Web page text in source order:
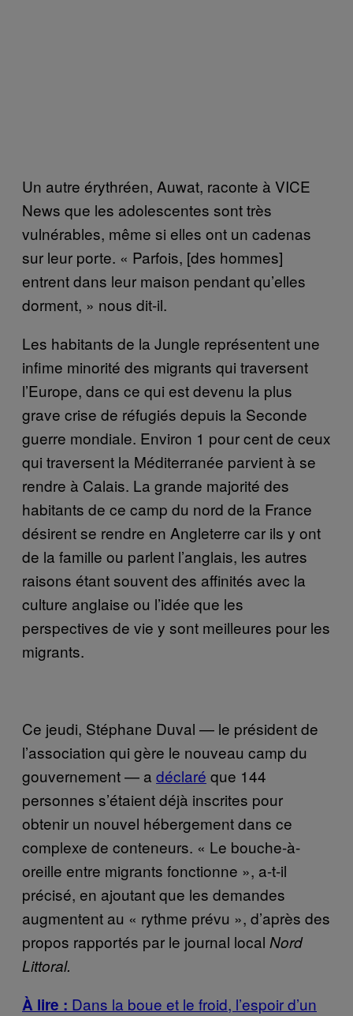
Un autre érythréen, Auwat, raconte à VICE
News que les adolescentes sont très
vulnérables, même si elles ont un cadenas
sur leur porte. « Parfois, [des hommes]
entrent dans leur maison pendant qu’elles
dorment, » nous dit-il.
Les habitants de la Jungle représentent une
infime minorité des migrants qui traversent
l’Europe, dans ce qui est devenu la plus
grave crise de réfugiés depuis la Seconde
guerre mondiale. Environ 1 pour cent de ceux
qui traversent la Méditerranée parvient à se
rendre à Calais. La grande majorité des
habitants de ce camp du nord de la France
désirent se rendre en Angleterre car ils y ont
de la famille ou parlent l’anglais, les autres
raisons étant souvent des affinités avec la
culture anglaise ou l’idée que les
perspectives de vie y sont meilleures pour les
migrants.
Ce jeudi, Stéphane Duval — le président de
l’association qui gère le nouveau camp du
gouvernement — a déclaré que 144
personnes s’étaient déjà inscrites pour
obtenir un nouvel hébergement dans ce
complexe de conteneurs. « Le bouche-à-
oreille entre migrants fonctionne », a-t-il
précisé, en ajoutant que les demandes
augmentent au « rythme prévu », d’après des
propos rapportés par le journal local Nord
Littoral.
À lire : Dans la boue et le froid, l’espoir d’un